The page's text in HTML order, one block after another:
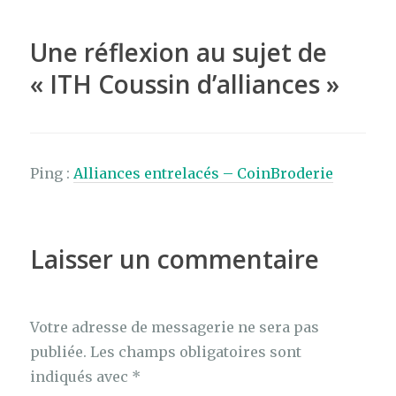
o
k
Une réflexion au sujet de
« ITH Coussin d’alliances »
Ping :Alliances entrelacés – CoinBroderie
Laisser un commentaire
Votre adresse de messagerie ne sera pas
publiée. Les champs obligatoires sont
indiqués avec *